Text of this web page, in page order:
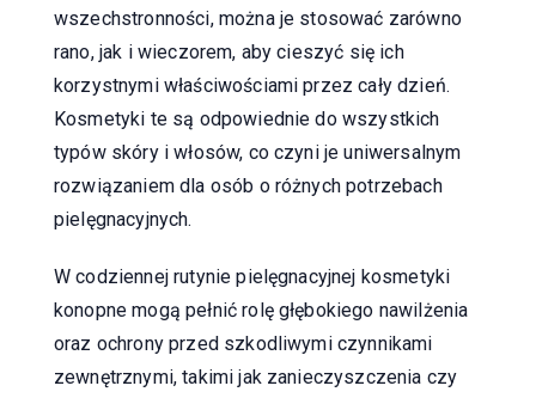
wszechstronności, można je stosować zarówno
rano, jak i wieczorem, aby cieszyć się ich
korzystnymi właściwościami przez cały dzień.
Kosmetyki te są odpowiednie do wszystkich
typów skóry i włosów, co czyni je uniwersalnym
rozwiązaniem dla osób o różnych potrzebach
pielęgnacyjnych.
W codziennej rutynie pielęgnacyjnej kosmetyki
konopne mogą pełnić rolę głębokiego nawilżenia
oraz ochrony przed szkodliwymi czynnikami
zewnętrznymi, takimi jak zanieczyszczenia czy